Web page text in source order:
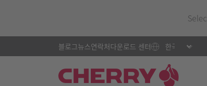
블로그뉴스연락처다운로드 센터